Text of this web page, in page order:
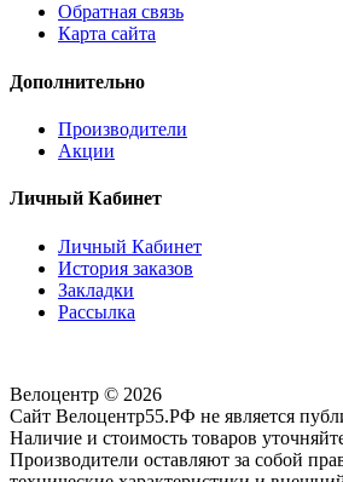
Обратная связь
Карта сайта
Дополнительно
Производители
Акции
Личный Кабинет
Личный Кабинет
История заказов
Закладки
Рассылка
Велоцентр © 2026
Сайт Велоцентр55.РФ не является
Наличие и стоимость товаров
Производители оставляют за собой